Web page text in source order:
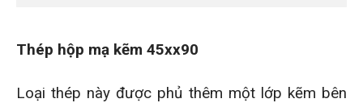
Thép hộp mạ kẽm 45xx90
Loại thép này được phủ thêm một lớp kẽm bên